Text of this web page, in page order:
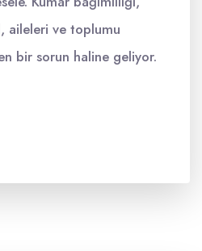
aileleri ve toplumu
bir sorun haline geliyor.